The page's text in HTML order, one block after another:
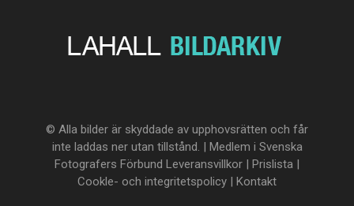
© Alla bilder är skyddade av upphovsrätten och får
inte laddas ner utan tillstånd. | Medlem i Svenska
Fotografers Förbund Leveransvillkor | Prislista |
Cookle- och integritetspolicy | Kontakt